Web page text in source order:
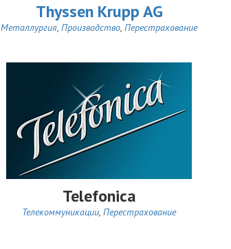
Thyssen Krupp AG
Металлургия, Производство, Перестрахование
Telefonica
Телекоммуникации, Перестрахование